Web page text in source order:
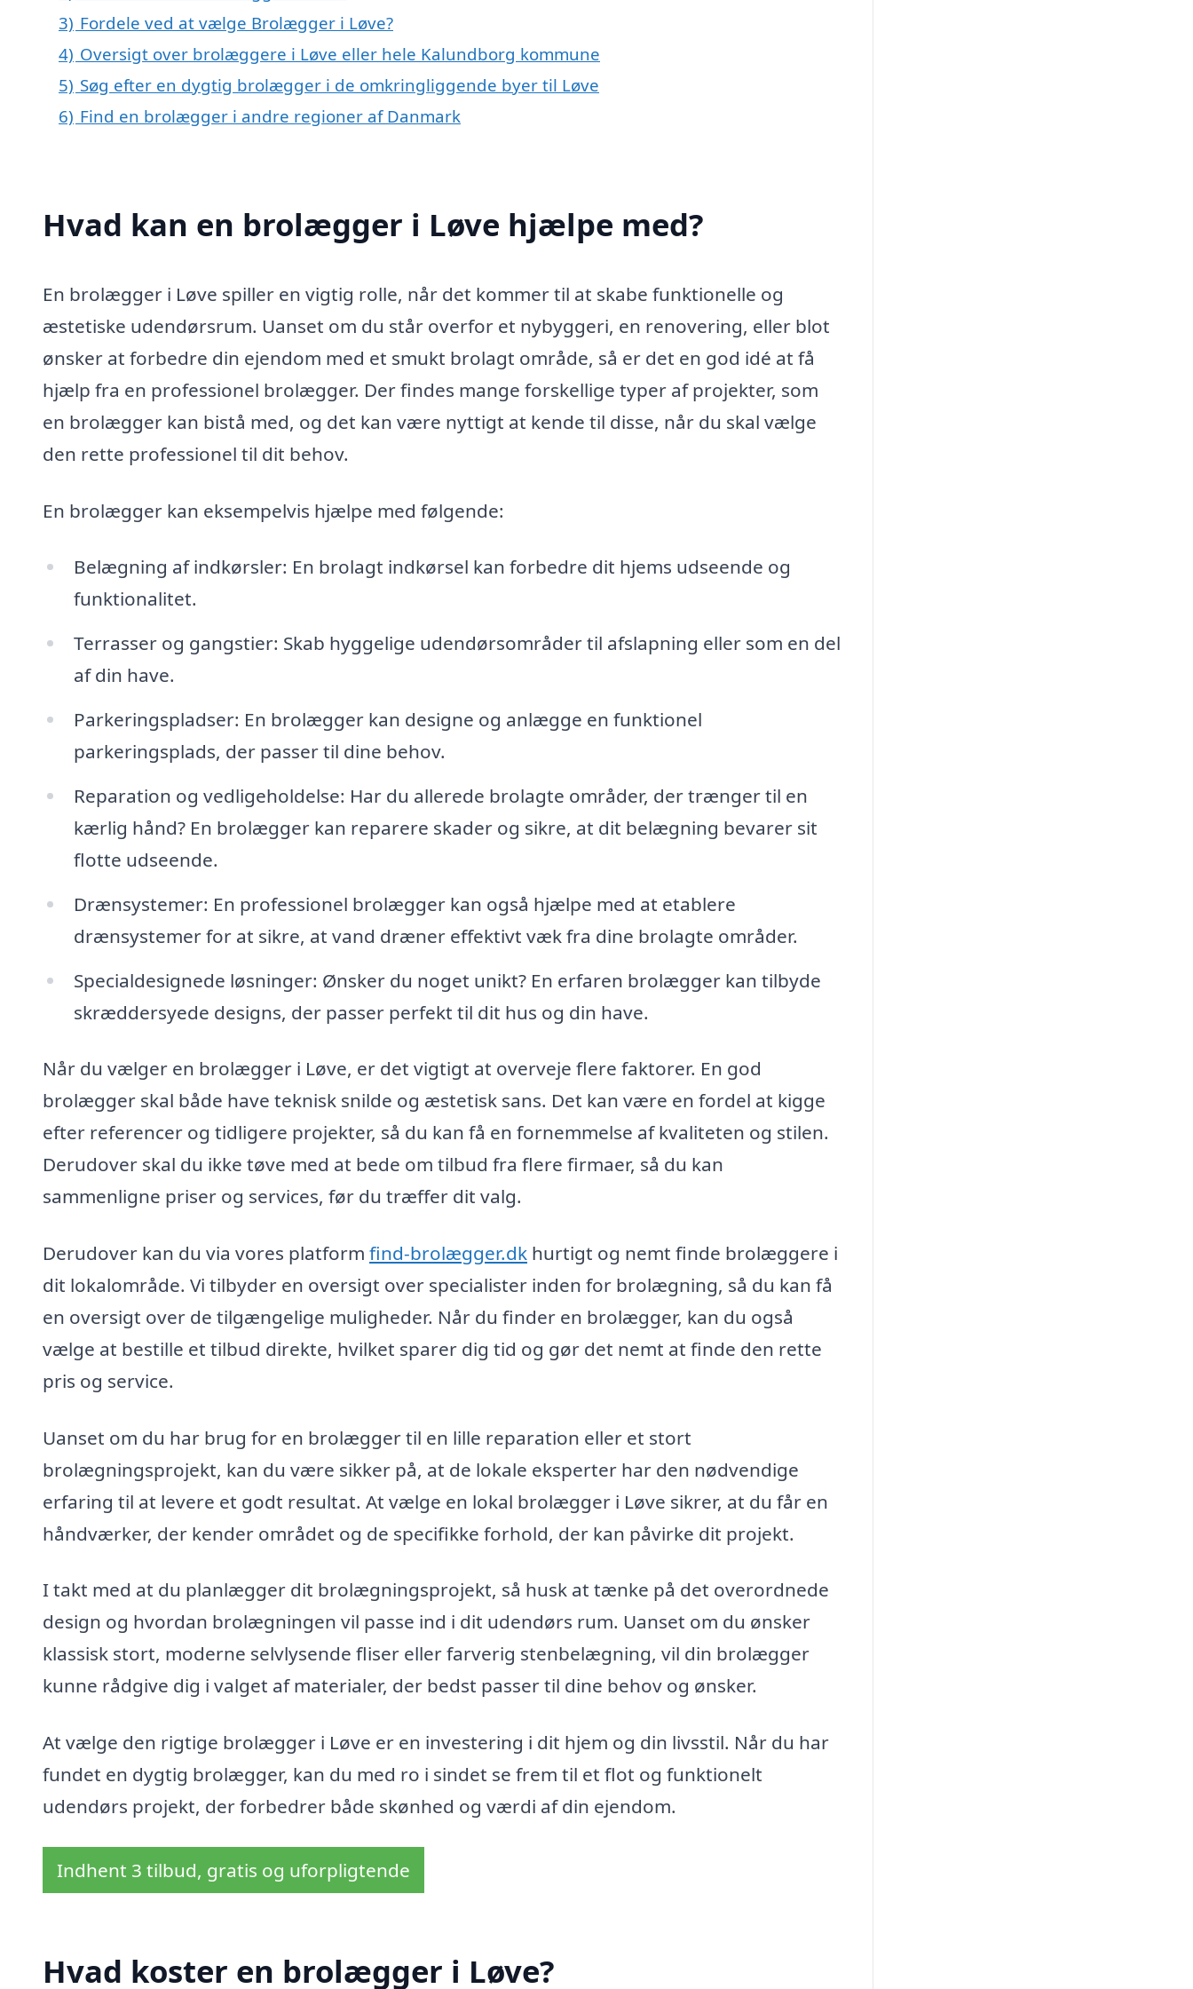
3) Fordele ved at vælge Brolægger i Løve?
4) Oversigt over brolæggere i Løve eller hele Kalundborg kommune
5) Søg efter en dygtig brolægger i de omkringliggende byer til Løve
6) Find en brolægger i andre regioner af Danmark
Hvad kan en brolægger i Løve hjælpe med?
En brolægger i Løve spiller en vigtig rolle, når det kommer til at skabe funktionelle og
æstetiske udendørsrum. Uanset om du står overfor et nybyggeri, en renovering, eller blot
ønsker at forbedre din ejendom med et smukt brolagt område, så er det en god idé at få
hjælp fra en professionel brolægger. Der findes mange forskellige typer af projekter, som
en brolægger kan bistå med, og det kan være nyttigt at kende til disse, når du skal vælge
den rette professionel til dit behov.
En brolægger kan eksempelvis hjælpe med følgende:
Belægning af indkørsler: En brolagt indkørsel kan forbedre dit hjems udseende og
funktionalitet.
Terrasser og gangstier: Skab hyggelige udendørsområder til afslapning eller som en del
af din have.
Parkeringspladser: En brolægger kan designe og anlægge en funktionel
parkeringsplads, der passer til dine behov.
Reparation og vedligeholdelse: Har du allerede brolagte områder, der trænger til en
kærlig hånd? En brolægger kan reparere skader og sikre, at dit belægning bevarer sit
flotte udseende.
Drænsystemer: En professionel brolægger kan også hjælpe med at etablere
drænsystemer for at sikre, at vand dræner effektivt væk fra dine brolagte områder.
Specialdesignede løsninger: Ønsker du noget unikt? En erfaren brolægger kan tilbyde
skræddersyede designs, der passer perfekt til dit hus og din have.
Når du vælger en brolægger i Løve, er det vigtigt at overveje flere faktorer. En god
brolægger skal både have teknisk snilde og æstetisk sans. Det kan være en fordel at kigge
efter referencer og tidligere projekter, så du kan få en fornemmelse af kvaliteten og stilen.
Derudover skal du ikke tøve med at bede om tilbud fra flere firmaer, så du kan
sammenligne priser og services, før du træffer dit valg.
Derudover kan du via vores platform find-brolægger.dk hurtigt og nemt finde brolæggere i
dit lokalområde. Vi tilbyder en oversigt over specialister inden for brolægning, så du kan få
en oversigt over de tilgængelige muligheder. Når du finder en brolægger, kan du også
vælge at bestille et tilbud direkte, hvilket sparer dig tid og gør det nemt at finde den rette
pris og service.
Uanset om du har brug for en brolægger til en lille reparation eller et stort
brolægningsprojekt, kan du være sikker på, at de lokale eksperter har den nødvendige
erfaring til at levere et godt resultat. At vælge en lokal brolægger i Løve sikrer, at du får en
håndværker, der kender området og de specifikke forhold, der kan påvirke dit projekt.
I takt med at du planlægger dit brolægningsprojekt, så husk at tænke på det overordnede
design og hvordan brolægningen vil passe ind i dit udendørs rum. Uanset om du ønsker
klassisk stort, moderne selvlysende fliser eller farverig stenbelægning, vil din brolægger
kunne rådgive dig i valget af materialer, der bedst passer til dine behov og ønsker.
At vælge den rigtige brolægger i Løve er en investering i dit hjem og din livsstil. Når du har
fundet en dygtig brolægger, kan du med ro i sindet se frem til et flot og funktionelt
udendørs projekt, der forbedrer både skønhed og værdi af din ejendom.
Indhent 3 tilbud, gratis og uforpligtende
Hvad koster en brolægger i Løve?